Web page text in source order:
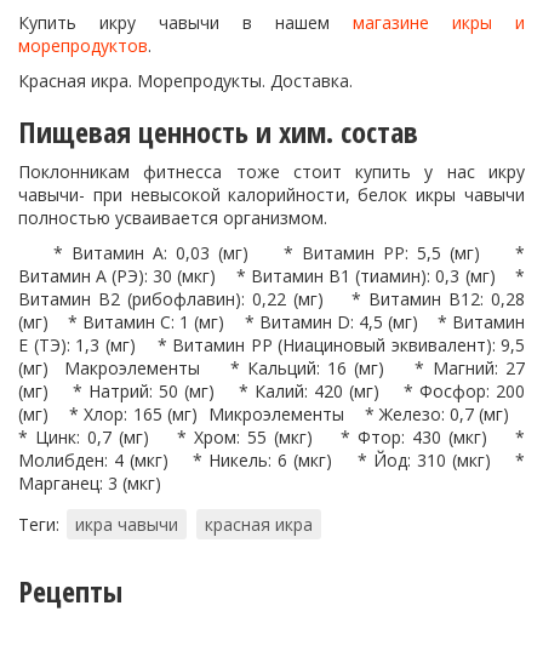
Купить икру чавычи в нашем магазине икры и
морепродуктов.
Красная икра. Морепродукты. Доставка.
Пищевая ценность и хим. состав
Поклонникам фитнесса тоже стоит купить у нас икру
чавычи- при невысокой калорийности, белок икры чавычи
полностью усваивается организмом.
* Витамин A: 0,03 (мг) * Витамин PP: 5,5 (мг) *
Витамин A (РЭ): 30 (мкг) * Витамин B1 (тиамин): 0,3 (мг) *
Витамин B2 (рибофлавин): 0,22 (мг) * Витамин В12: 0,28
(мг) * Витамин C: 1 (мг) * Витамин D: 4,5 (мг) * Витамин
E (ТЭ): 1,3 (мг) * Витамин PP (Ниациновый эквивалент): 9,5
(мг) Макроэлементы * Кальций: 16 (мг) * Магний: 27
(мг) * Натрий: 50 (мг) * Калий: 420 (мг) * Фосфор: 200
(мг) * Хлор: 165 (мг) Микроэлементы * Железо: 0,7 (мг)
* Цинк: 0,7 (мг) * Хром: 55 (мкг) * Фтор: 430 (мкг) *
Молибден: 4 (мкг) * Никель: 6 (мкг) * Йод: 310 (мкг) *
Марганец: 3 (мкг)
Теги:
икра чавычи красная икра
Рецепты